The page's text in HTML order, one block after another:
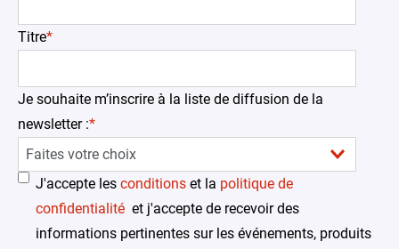
Titre*
Je souhaite m’inscrire à la liste de diffusion de la
newsletter :*
J'accepte les conditions et la politique de
confidentialité et j'accepte de recevoir des
informations pertinentes sur les événements, produits